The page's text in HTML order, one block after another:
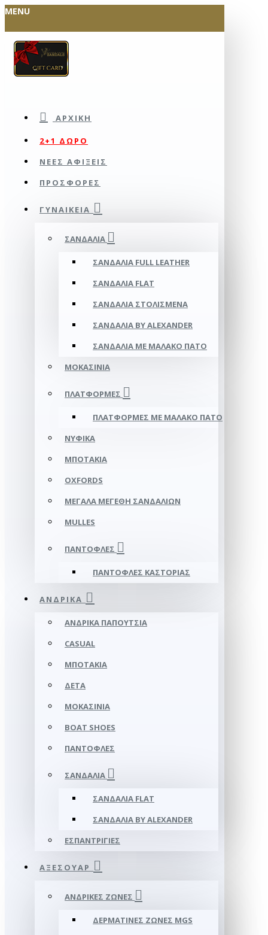
MENU
ΑΡΧΙΚΉ
2+1 ΔΩΡΟ
ΝΕΕΣ ΑΦΙΞΕΙΣ
ΠΡΟΣΦΟΡΕΣ
ΓΥΝΑΙΚΕΊΑ
ΣΑΝΔΆΛΙΑ
ΣΑΝΔΆΛΙΑ FULL LEATHER
ΣΑΝΔΆΛΙΑ FLAT
ΣΑΝΔΆΛΙΑ ΣΤΟΛΙΣΜΈΝΑ
ΣΑΝΔΆΛΙΑ BY ALEXANDER
ΣΑΝΔΆΛΙΑ ΜΕ ΜΑΛΑΚΌ ΠΆΤΟ
ΜΟΚΑΣΊΝΙΑ
ΠΛΑΤΦΌΡΜΕΣ
ΠΛΑΤΦΟΡΜΕΣ ΜΕ ΜΑΛΑΚΟ ΠΑΤΟ
ΝΥΦΙΚΆ
ΜΠΟΤΆΚΙΑ
OXFORDS
ΜΕΓΆΛΑ ΜΕΓΈΘΗ ΣΑΝΔΑΛΙΏΝ
MULLES
ΠΑΝΤΌΦΛΕΣ
ΠΑΝΤΌΦΛΕΣ ΚΑΣΤΟΡΙΆΣ
ΑΝΔΡΙΚΆ
ΑΝΔΡΙΚΆ ΠΑΠΟΎΤΣΙΑ
CASUAL
ΜΠΟΤΆΚΙΑ
ΔΕΤΆ
ΜΟΚΑΣΊΝΙΑ
BOAT SHOES
ΠΑΝΤΌΦΛΕΣ
ΣΑΝΔΆΛΙΑ
ΣΑΝΔΆΛΙΑ FLAT
ΣΑΝΔΆΛΙΑ BY ALEXANDER
ΕΣΠΑΝΤΡΊΓΙΕΣ
ΑΞΕΣΟΥΑΡ
ΑΝΔΡΙΚΈΣ ΖΏΝΕΣ
ΔΕΡΜΆΤΙΝΕΣ ΖΏΝΕΣ MGS